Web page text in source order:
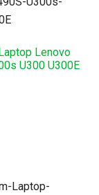
Lenovo
U300 U300E